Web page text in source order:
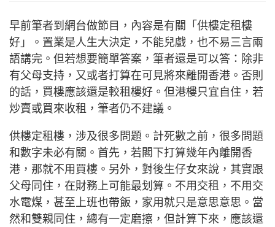
早前筆者到網台做節目，內容是有關「供樓定租樓
好」。置業是人生大決定，不能兒戲，也不易三言兩
語講完。但若想要簡單答案，筆者還是可以答：除非
有父母支持，又或者打算在可見將來離開香港。否則
的話，買樓應該還是較租樓好。但港樓只宜自住，若
炒賣或買來收租，筆者仍不建議。
供樓定租樓，涉及很多問題。計死數之前，很多問題
和數字未必有關。首先，若閣下打算幾年內離開香
港，那就不用買樓。另外，對後生仔女來說，其實跟
父母同住，在財務上可能最划算。不用交租，不用交
水電煤，甚至上班也帶飯，家用就只是意思意思。當
然和雙親同住，總有一定磨擦，但計算下來，應該還